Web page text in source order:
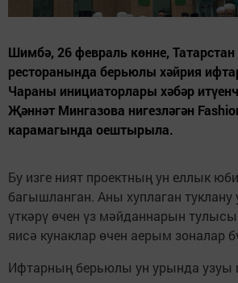
Шимбә, 26 февраль көнне,
ресторанында берьюлы хәйрия
Чараны инициаторлары хәбәр
Җәннәт Мингазова нигезләгән
карамагында оештырыла.
Бу изге ният проектның ун еллык
багышланган. Аны хуплаган
үткәрү өчен үз мәйданнарын
яисә кунаклар өчен аерым зоналар
Ифтарның берьюлы ун урында узуы